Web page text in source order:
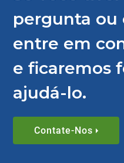
pergunta ou
entre em
e ficaremos
ajudá-lo.
Contate-Nos